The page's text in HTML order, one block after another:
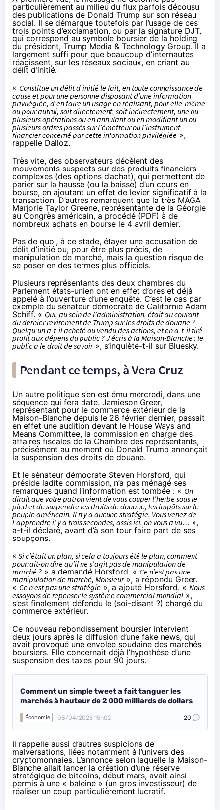
particulièrement au milieu du flux parfois décousu
des publications de Donald Trump sur son réseau
social. Il se démarque toutefois par l’usage de ces
trois points d’exclamation, ou par la signature DJT,
qui correspond au symbole boursier de la holding
du président, Trump Media & Technology Group. Il a
largement suffi pour que beaucoup d’internautes
réagissent, sur les réseaux sociaux, en criant au
délit d’initié.
« Constitue un délit d’initié le fait, en toute connaissance de
cause et pour une personne disposant d’une information
privilégiée, d’en faire un usage en réalisant, pour elle-même
ou pour autrui, soit directement, soit indirectement, une ou
plusieurs opérations ou en annulant ou en modifiant un ou
plusieurs ordres passés sur l’émetteur ou l’instrument
financier concerné par cette information privilégiée »,
rappelle Dalloz.
Très vite, des observateurs décèlent des
mouvements suspects sur des produits financiers
complexes (des options d’achat), qui permettent de
parier sur la hausse (ou la baisse) d’un cours en
bourse, en ajoutant un effet de levier significatif à la
transaction. D’autres remarquent que la très MAGA
Marjorie Taylor Greene, représentante de la Géorgie
au Congrès américain, a procédé (PDF) à de
nombreux achats en bourse le 4 avril dernier.
Pas de quoi, à ce stade, étayer une accusation de
délit d’initié ou, pour être plus précis, de
manipulation de marché, mais la question risque de
se poser en des termes plus officiels.
Plusieurs représentants des deux chambres du
Parlement états-unien ont en effet d’ores et déjà
appelé à l’ouverture d’une enquête. C’est le cas par
exemple du sénateur démocrate de Californie Adam
Schiff. « Qui, au sein de l’administration, était au courant
du dernier revirement de Trump sur les droits de douane ?
Quelqu’un a-t-il acheté ou vendu des actions, et en a-t-il tiré
profit aux dépens du public ? J’écris à la Maison-Blanche : le
public a le droit de savoir», s’inquiète-t-il sur Bluesky.
Pendant ce temps, à Vera Cruz
Un autre politique s’en est ému mercredi, dans une
séquencequi fera date. Jamieson Greer,
représentant pour le commerce extérieur de la
Maison-Blanche depuis le 26 février dernier, passait
en effet une audition devant le House Ways and
Means Committee, la commission en charge des
affaires fiscales de la Chambre des représentants,
précisément au moment où Donald Trump annonçait
la suspension des droits de douane.
Et le sénateur démocrate Steven Horsford, qui
préside ladite commission, n’a pas ménagé ses
remarques quand l’information est tombée : « On
dirait que votre patron vient de vous couper l’herbe sous le
pied et de suspendre les droits de douane, les impôts sur le
peuple américain. Il n’y a aucune stratégie. Vous venez de
l’apprendre il y a trois secondes, assis ici, on vous a vu… »,
a-t-il déclaré, avant d’à son tour faire part de ses
soupçons.
« Si c’était un plan, si cela a toujours été le plan, comment
pourrait-on dire qu’il ne s’agit pas de manipulation de
marché ? » a demandé Horsford. « Ce n’est pas une
manipulation de marché, Monsieur», a répondu Greer.
« Ce n’est pas une stratégie », a ajouté Horsford. « Nous
essayons de repenser le système commercial mondial »,
s’est finalement défendu le (soi-disant ?) chargé du
commerce extérieur.
Ce nouveau rebondissement boursier intervient
deux jours après la diffusion d’une fake news, qui
avait provoqué une envolée soudaine des marchés
boursiers. Elle concernait déjà l’hypothèse d’une
suspension des taxes pour 90 jours.
Comment un simple tweet a fait tanguer les
marchés à hauteur de 2 000 milliards de dollars
Économie 08/04/2025 15h02 20
Il rappelle aussi d’autres suspicions de
malversations, liées notamment à l’univers des
cryptomonnaies. L’annonce selon laquelle la Maison-
Blanche allait lancer la création d’une réserve
stratégique de bitcoins, début mars, avait ainsi
permis à une « baleine » (un gros investisseur) de
réaliser un coup particulièrement lucratif.